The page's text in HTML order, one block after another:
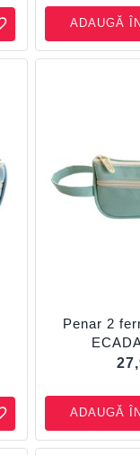
ADAUGĂ
Penar 2
ADAUGĂ